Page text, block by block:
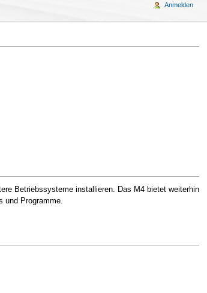
Betriebssysteme installieren. Das M4 bietet weiterhin
Programme.
Anmelden